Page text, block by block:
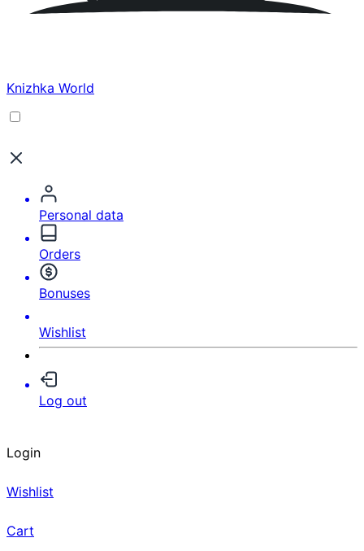
Knizhka World
Personal data
Orders
Bonuses
Wishlist
Log out
Login
Wishlist
Cart